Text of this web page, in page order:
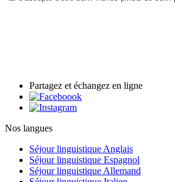
Partagez et échangez en ligne
Nos langues
Séjour linguistique Anglais
Séjour linguistique Espagnol
Séjour linguistique Allemand